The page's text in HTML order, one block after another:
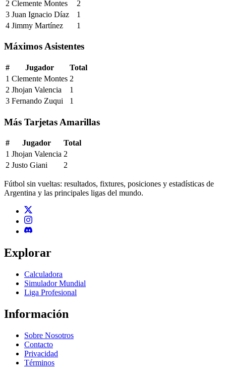
2 Clemente Montes
2
3 Juan Ignacio Díaz
1
4 Jimmy Martínez 1
Máximos Asistentes
# Jugador
Total
1 Clemente Montes 2
2 Jhojan Valencia
1
3 Fernando Zuqui 1
Más Tarjetas Amarillas
# Jugador
Total
1 Jhojan Valencia 2
2 Justo Giani 2
Fútbol sin vueltas: resultados, fixtures, posiciones y estadísticas de
Argentina y las principales ligas del mundo.
Explorar
Calculadora
Simulador Mundial
Liga Profesional
Información
Sobre Nosotros
Contacto
Privacidad
Términos